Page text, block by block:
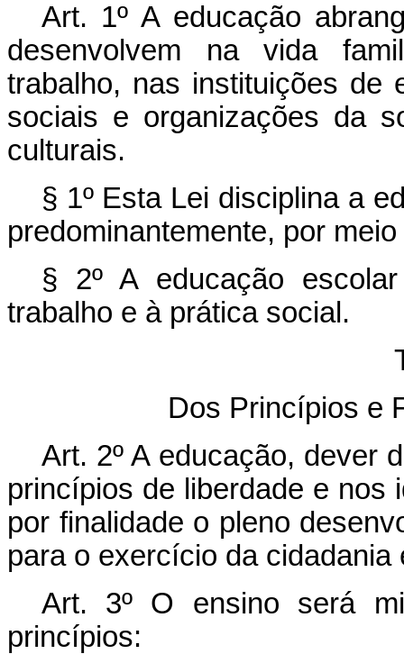
Art. 1º A educação
desenvolvem na vida
trabalho, nas instituições de
sociais e organizações da
culturais.
§ 1º Esta Lei disciplina a
predominantemente, por
§ 2º A educação
trabalho e à prática social.
Dos Princípios e
Art. 2º A educação, dever
princípios de liberdade e nos
por finalidade o pleno
para o exercício da
Art. 3º O ensino será
princípios: